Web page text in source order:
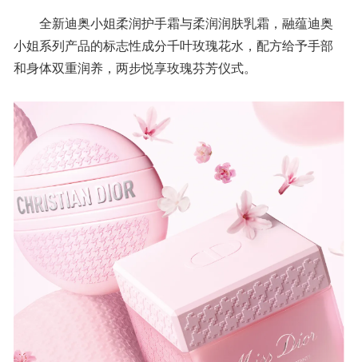
全新迪奥小姐柔润护手霜与柔润润肤乳霜，融蕴迪奥
小姐系列产品的标志性成分千叶玫瑰花水，配方给予手部
和身体双重润养，两步悦享玫瑰芬芳仪式。